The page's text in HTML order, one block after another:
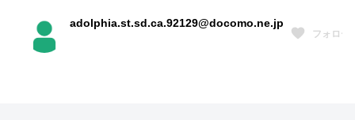
adolphia.st.sd.ca.92129@docomo.ne.jp
フォロー